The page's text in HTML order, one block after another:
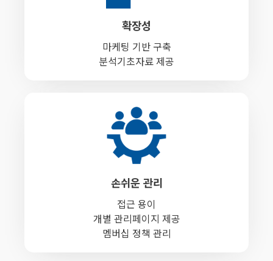
확장성
마케팅 기반 구축
분석기초자료 제공
손쉬운 관리
접근 용이
개별 관리페이지 제공
멤버십 정책 관리